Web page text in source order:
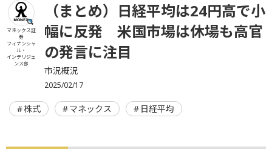
マネックス証
券
フィナンシャ
ル・
インテリジェ
ンス部
（まとめ）日経平均は24円高で小
幅に反発 米国市場は休場も高官
の発言に注目
市況概況
2025/02/17
株式 マネックス 日経平均